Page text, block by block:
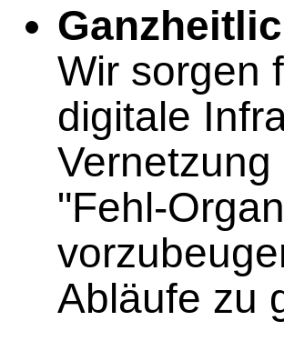
Wir sorgen
digitale
"Fehl-
Abläufe zu